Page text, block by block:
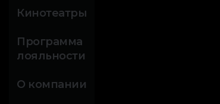
Кинотеатры
Программа
лояльности
О компании